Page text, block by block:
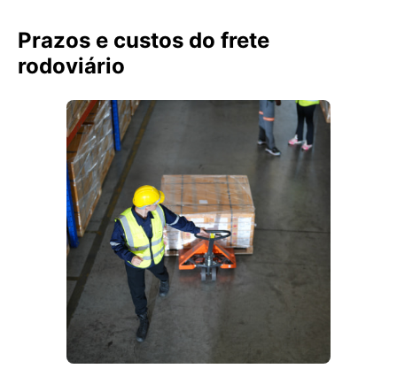
Prazos e custos do frete
rodoviário